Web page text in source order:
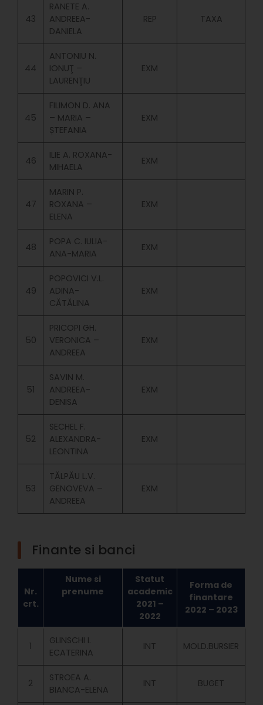
43
RANETE A.
ANDREEA-
DANIELA
REP TAXA
44
ANTONIU N.
IONUŢ –
LAURENŢIU
EXM
45
FILIMON D. ANA
– MARIA –
ȘTEFANIA
EXM
46
ILIE A. ROXANA-
MIHAELA
EXM
47
MARIN P.
ROXANA –
ELENA
EXM
48
POPA C. IULIA-
ANA-MARIA
EXM
49
POPOVICI V.L.
ADINA-
CĂTĂLINA
EXM
50
PRICOPI GH.
VERONICA –
ANDREEA
EXM
51
SAVIN M.
ANDREEA-
DENISA
EXM
52
SECHEL F.
ALEXANDRA-
LEONTINA
EXM
53
TĂLPĂU L.V.
GENOVEVA –
ANDREEA
EXM
Finante si banci
Nr.
crt.
Nume si
prenume
Statut
academic
2021 –
2022
Forma de
finantare
2022 – 2023
1
GLINSCHI I.
ECATERINA
INT MOLD.BURSIER
2
STROEA A.
BIANCA-ELENA
INT BUGET